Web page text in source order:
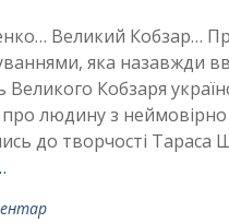
Великий Кобзар…
яка назавжди
Великого Кобзаря
людину з
до творчості Тараса